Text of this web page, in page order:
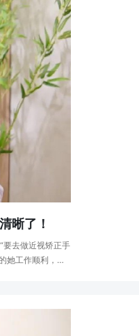
晰了！
要去做近视矫正手
她工作顺利，有